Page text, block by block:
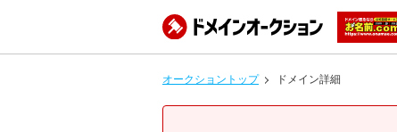
オークショントップ ドメイン詳細